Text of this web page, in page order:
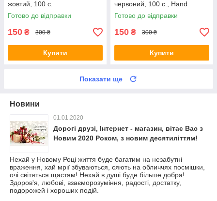
жовтий, 100 с.
Готово до відправки
150 ₴ 300 ₴
Купити
червоний, 100 с., Hand
FLARE
Готово до відправки
150 ₴ 300 ₴
Купити
Показати ще
Новини
01.01.2020
Дорогі друзі, Інтернет - магазин, вітає Вас з
Новим 2020 Роком, з новим десятиліттям!
Нехай у Новому Році життя буде багатим на незабутні
враження, хай мрії збуваються, сяють на обличчях посмішки,
очі світяться щастям! Нехай в душі буде більше добра!
Здоров'я, любові, взаєморозуміння, радості, достатку,
подорожей і хороших подій.